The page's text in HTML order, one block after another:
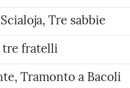
Tre sabbie
tre fratelli
Tramonto a Bacoli